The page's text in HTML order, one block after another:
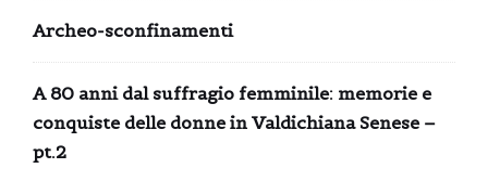
Archeo-sconfinamenti
A 80 anni dal suffragio femminile: memorie e
conquiste delle donne in Valdichiana Senese –
pt.2